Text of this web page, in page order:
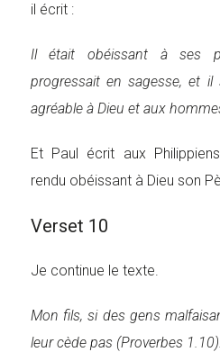
il écrit :
Il était obéissant à ses
progressait en sagesse, et
agréable à Dieu et aux
Et Paul écrit aux
rendu obéissant à Dieu son
Verset 10
Je continue le texte.
Mon fils, si des gens
leur cède pas (Proverbes 1.10).